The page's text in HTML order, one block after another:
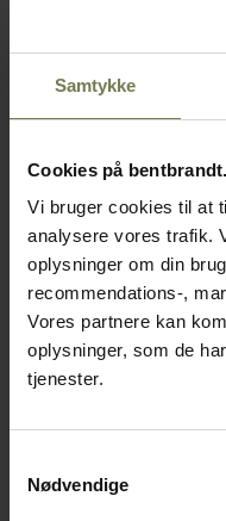
Samtykke
Cookies på
Vi bruger cookies til at
analysere vores trafik.
oplysninger om din
recommendations-,
Vores partnere kan
oplysninger, som de
tjenester.
Nødvendige